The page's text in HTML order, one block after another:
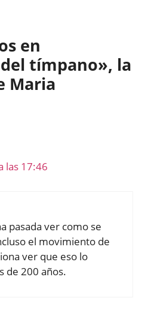
en
tímpano», la
Maria
las 17:46
pasada ver como se
el movimiento de
ver que eso lo
de 200 años.